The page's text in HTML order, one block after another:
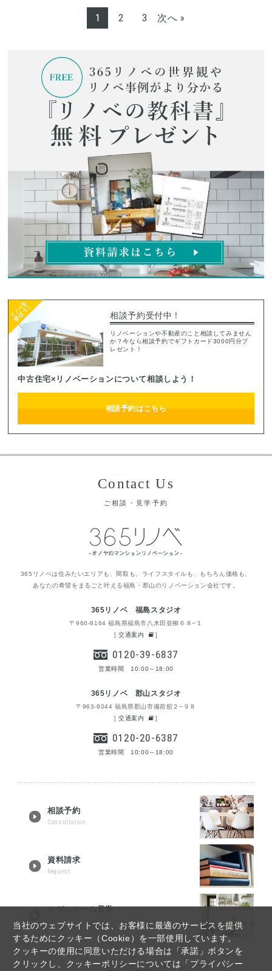
当社のウェブサイトでは、お客様に最適のサービスを提供
するためにクッキー（Cookie）を一部使用しています。
クッキーの使用に同意いただける場合は「承諾」ボタンを
クリックし、クッキーポリシーについては「プライバシー
1 2 3 次へ »
相談予約受付中！
リノベーションや不動産のこと相談してみません
か？今なら相談予約でギフトカード3000円分プ
レゼント！
中古住宅×リノベーションについて相談しよう！
相談予約はこちら
Contact Us
ご相談・見学予約
365リノベは住みたいエリアも、間取も、ライフスタイルも、もちろん価格も、
あなたの希望をまるごと叶える福島・郡山のリノベーション会社です。
365リノベ 福島スタジオ
〒960-8164 福島県福島市八木田並柳６８−１
[交通案内 ]
0120-39-6837
営業時間 10:00～18:00
365リノベ 郡山スタジオ
〒963-8044 福島県郡山市備前舘２−９８
[交通案内 ]
0120-20-6387
営業時間 10:00～18:00
相談予約
Consultation
資料請求
Request
モデルルーム見学
Tour reservation